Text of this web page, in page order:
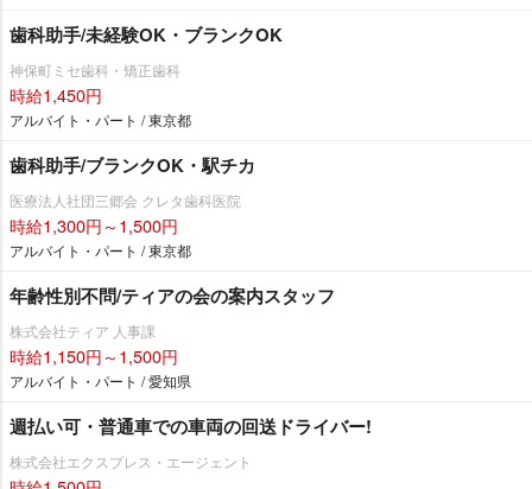
歯科助手/未経験OK・ブランクOK
神保町ミセ歯科・矯正歯科
時給1,450円
アルバイト・パート / 東京都
歯科助手/ブランクOK・駅チカ
医療法人社団三郷会 クレタ歯科医院
時給1,300円～1,500円
アルバイト・パート / 東京都
年齢性別不問/ティアの会の案内スタッフ
株式会社ティア 人事課
時給1,150円～1,500円
アルバイト・パート / 愛知県
週払い可・普通車での車両の回送ドライバー!
株式会社エクスプレス・エージェント